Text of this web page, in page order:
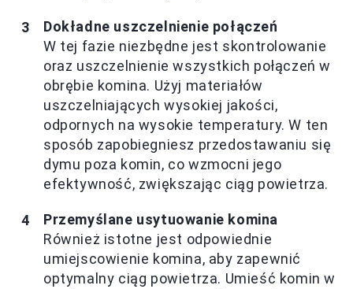
Dokładne uszczelnienie połączeń
W tej fazie niezbędne jest skontrolowanie
oraz uszczelnienie wszystkich połączeń w
obrębie komina. Użyj materiałów
uszczelniających wysokiej jakości,
odpornych na wysokie temperatury. W ten
sposób zapobiegniesz przedostawaniu się
dymu poza komin, co wzmocni jego
efektywność, zwiększając ciąg powietrza.
Przemyślane usytuowanie komina
Również istotne jest odpowiednie
umiejscowienie komina, aby zapewnić
optymalny ciąg powietrza. Umieść komin w